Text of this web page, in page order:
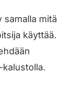
mitä
käyttää.
kalustolla.